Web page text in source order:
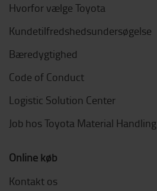
Hvorfor vælge Toyota
Kundetilfredshedsundersøgelse
Bæredygtighed
Code of Conduct
Logistic Solution Center
Job hos Toyota Material Handling
Online køb
Kontakt os